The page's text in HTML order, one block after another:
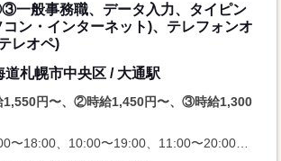
般事務職、データ入力、タイピン
ン・インターネット)、テレフォンオ
レオペ)
道札幌市中央区 / 大通駅
円〜、②時給1,450円〜、③時給1,300